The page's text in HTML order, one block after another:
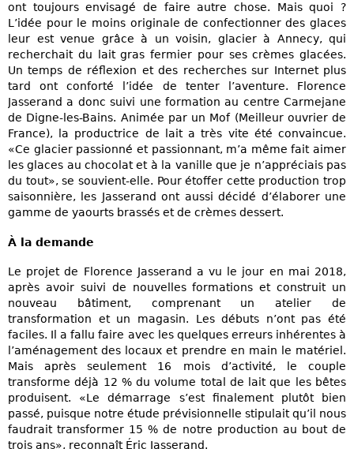
ont toujours envisagé de faire autre chose. Mais quoi ?
L’idée pour le moins originale de confectionner des glaces
leur est venue grâce à un voisin, glacier à Annecy, qui
recherchait du lait gras fermier pour ses crèmes glacées.
Un temps de réflexion et des recherches sur Internet plus
tard ont conforté l’idée de tenter l’aventure. Florence
Jasserand a donc suivi une formation au centre Carmejane
de Digne-les-Bains. Animée par un Mof (Meilleur ouvrier de
France), la productrice de lait a très vite été convaincue.
«Ce glacier passionné et passionnant, m’a même fait aimer
les glaces au chocolat et à la vanille que je n’appréciais pas
du tout», se souvient-elle. Pour étoffer cette production trop
saisonnière, les Jasserand ont aussi décidé d’élaborer une
gamme de yaourts brassés et de crèmes dessert.
À la demande
Le projet de Florence Jasserand a vu le jour en mai 2018,
après avoir suivi de nouvelles formations et construit un
nouveau bâtiment, comprenant un atelier de
transformation et un magasin. Les débuts n’ont pas été
faciles. Il a fallu faire avec les quelques erreurs inhérentes à
l’aménagement des locaux et prendre en main le matériel.
Mais après seulement 16 mois d’activité, le couple
transforme déjà 12 % du volume total de lait que les bêtes
produisent. «Le démarrage s’est finalement plutôt bien
passé, puisque notre étude prévisionnelle stipulait qu’il nous
faudrait transformer 15 % de notre production au bout de
trois ans», reconnaît Éric Jasserand.